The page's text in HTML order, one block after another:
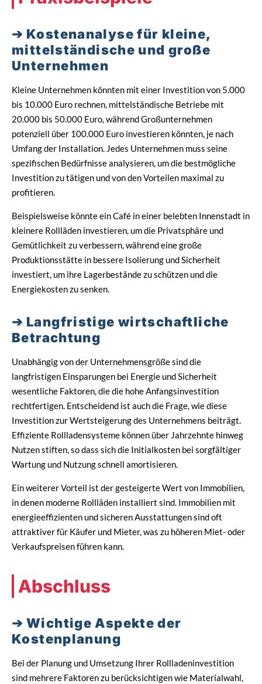
Kostenanalyse für kleine,
mittelständische und große
Unternehmen
Kleine Unternehmen könnten mit einer Investition von 5.000
bis 10.000 Euro rechnen, mittelständische Betriebe mit
20.000 bis 50.000 Euro, während Großunternehmen
potenziell über 100.000 Euro investieren könnten, je nach
Umfang der Installation. Jedes Unternehmen muss seine
spezifischen Bedürfnisse analysieren, um die bestmögliche
Investition zu tätigen und von den Vorteilen maximal zu
profitieren.
Beispielsweise könnte ein Café in einer belebten Innenstadt in
kleinere Rollläden investieren, um die Privatsphäre und
Gemütlichkeit zu verbessern, während eine große
Produktionsstätte in bessere Isolierung und Sicherheit
investiert, um ihre Lagerbestände zu schützen und die
Energiekosten zu senken.
Langfristige wirtschaftliche
Betrachtung
Unabhängig von der Unternehmensgröße sind die
langfristigen Einsparungen bei Energie und Sicherheit
wesentliche Faktoren, die die hohe Anfangsinvestition
rechtfertigen. Entscheidend ist auch die Frage, wie diese
Investition zur Wertsteigerung des Unternehmens beiträgt.
Effiziente Rollladensysteme können über Jahrzehnte hinweg
Nutzen stiften, so dass sich die Initialkosten bei sorgfältiger
Wartung und Nutzung schnell amortisieren.
Ein weiterer Vorteil ist der gesteigerte Wert von Immobilien,
in denen moderne Rollläden installiert sind. Immobilien mit
energieeffizienten und sicheren Ausstattungen sind oft
attraktiver für Käufer und Mieter, was zu höheren Miet- oder
Verkaufspreisen führen kann.
Abschluss
Wichtige Aspekte der
Kostenplanung
Bei der Planung und Umsetzung Ihrer Rollladeninvestition
sind mehrere Faktoren zu berücksichtigen wie Materialwahl,